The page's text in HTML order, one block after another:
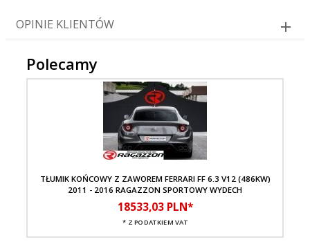
OPINIE KLIENTÓW
Polecamy
TŁUMIK KOŃCOWY Z ZAWOREM FERRARI FF 6.3 V12 (486KW)
2011 - 2016 RAGAZZON SPORTOWY WYDECH
18533,03 PLN*
* Z PODATKIEM VAT